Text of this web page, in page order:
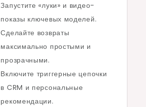
Запустите «луки» и видео-
показы ключевых моделей.
Сделайте возвраты
максимально простыми и
прозрачными.
Включите триггерные цепочки
в CRM и персональные
рекомендации.